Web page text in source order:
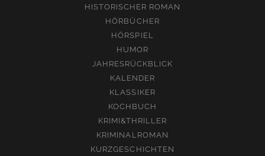
HISTORISCHER ROMAN
HÖRBÜCHER
HÖRSPIEL
HUMOR
JAHRESRÜCKBLICK
KALENDER
KLASSIKER
KOCHBUCH
KRIMI&THRILLER
KRIMINALROMAN
KURZGESCHICHTEN